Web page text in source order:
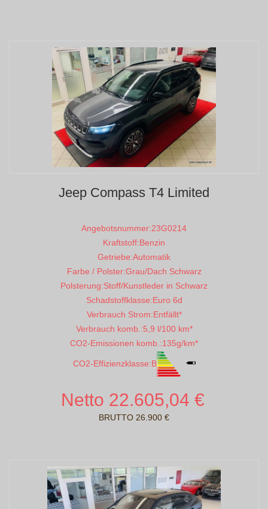
Jeep Compass T4 Limited
Angebotsnummer:23G0214
Kraftstoff:Benzin
Getriebe:Automatik
Farbe / Polster:Grau/Dach Schwarz
Polsterung:Stoff/Kunstleder in Schwarz
Schadstoffklasse:Euro 6d
Verbrauch Strom:Entfällt*
Verbrauch komb.:5,9 l/100 km*
CO2-Emissionen komb.:135g/km*
CO2-Effizienzklasse:B
Netto 22.605,04 €
BRUTTO 26.900 €